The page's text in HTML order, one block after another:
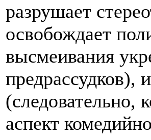
разрушает
освобождает
высмеивания
предрассудков),
(следовательно,
аспект